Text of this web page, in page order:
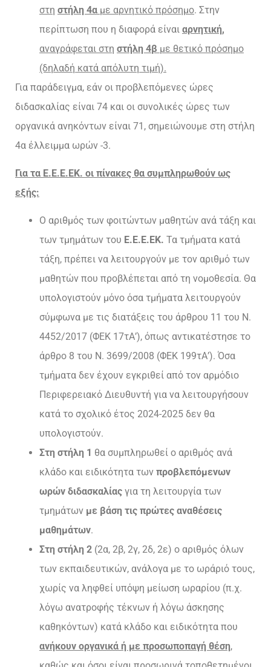
στη στήλη 4α με αρνητικό πρόσημο. Στην
περίπτωση που η διαφορά είναι αρνητική,
αναγράφεται στη στήλη 4β με θετικό πρόσημο
(δηλαδή κατά απόλυτη τιμή).
Για παράδειγμα, εάν οι προβλεπόμενες ώρες
διδασκαλίας είναι 74 και οι συνολικές ώρες των
οργανικά ανηκόντων είναι 71, σημειώνουμε στη στήλη
4α έλλειμμα ωρών -3.
Για τα Ε.Ε.Ε.ΕΚ. οι πίνακες θα συμπληρωθούν ως
εξής:
O αριθμός των φοιτώντων μαθητών ανά τάξη και
των τμημάτων του Ε.Ε.Ε.ΕΚ. Τα τμήματα κατά
τάξη, πρέπει να λειτουργούν με τον αριθμό των
μαθητών που προβλέπεται από τη νομοθεσία. Θα
υπολογιστούν μόνο όσα τμήματα λειτουργούν
σύμφωνα με τις διατάξεις του άρθρου 11 του Ν.
4452/2017 (ΦΕΚ 17τΑ’), όπως αντικατέστησε το
άρθρο 8 του Ν. 3699/2008 (ΦΕΚ 199τΑ’). Όσα
τμήματα δεν έχουν εγκριθεί από τον αρμόδιο
Περιφερειακό Διευθυντή για να λειτουργήσουν
κατά το σχολικό έτος 2024-2025 δεν θα
υπολογιστούν.
Στη στήλη 1 θα συμπληρωθεί ο αριθμός ανά
κλάδο και ειδικότητα των προβλεπόμενων
ωρών διδασκαλίας για τη λειτουργία των
τμημάτων με βάση τις πρώτες αναθέσεις
μαθημάτων.
Στη στήλη 2 (2α, 2β, 2γ, 2δ, 2ε) ο αριθμός όλων
των εκπαιδευτικών, ανάλογα με το ωράριό τους,
χωρίς να ληφθεί υπόψη μείωση ωραρίου (π.χ.
λόγω ανατροφής τέκνων ή λόγω άσκησης
καθηκόντων) κατά κλάδο και ειδικότητα που
ανήκουν οργανικά ή με προσωποπαγή θέση,